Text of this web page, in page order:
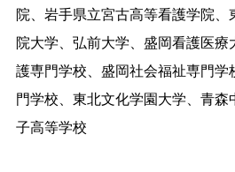
院、岩手県立宮古高等看護学院、
院大学、弘前大学、盛岡看護医
護専門学校、盛岡社会福祉専門学
門学校、東北文化学園大学、青
子高等学校